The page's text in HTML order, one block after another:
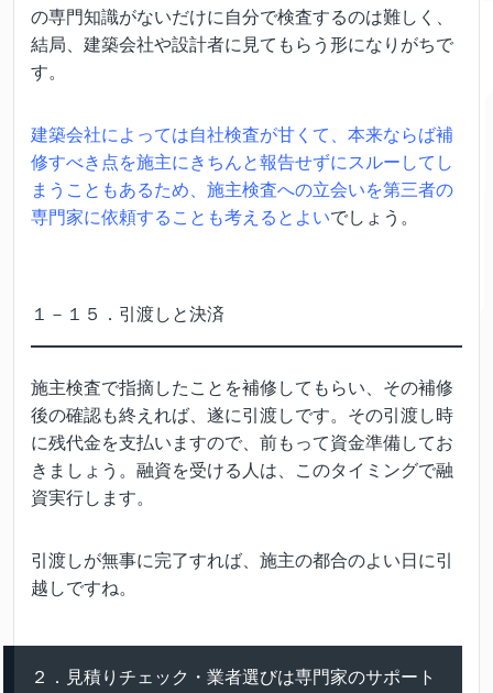
の専門知識がないだけに自分で検査するのは難しく、
結局、建築会社や設計者に見てもらう形になりがちで
す。
建築会社によっては自社検査が甘くて、本来ならば補
修すべき点を施主にきちんと報告せずにスルーしてし
まうこともあるため、施主検査への立会いを第三者の
専門家に依頼することも考えるとよいでしょう。
１－１５．引渡しと決済
施主検査で指摘したことを補修してもらい、その補修
後の確認も終えれば、遂に引渡しです。その引渡し時
に残代金を支払いますので、前もって資金準備してお
きましょう。融資を受ける人は、このタイミングで融
資実行します。
引渡しが無事に完了すれば、施主の都合のよい日に引
越しですね。
２．見積りチェック・業者選びは専門家のサポート